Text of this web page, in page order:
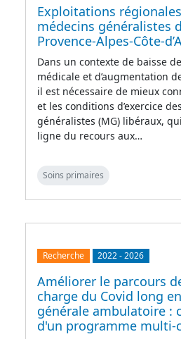
Exploitations
médecins généralistes
Provence-Alpes-Côte-
Dans un contexte de baisse
médicale et d’augmentation
il est nécessaire de mieux
et les conditions d’exercice
généralistes (MG) libéraux,
ligne du recours aux…
Soins primaires
Recherche 2022-2026
Améliorer le parcours
charge du Covid long
générale ambulatoire :
d'un programme multi-